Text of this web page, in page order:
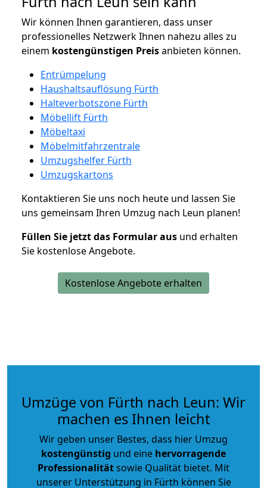
Wir können Ihnen garantieren, dass unser
professionelles Netzwerk Ihnen nahezu alles zu
einem kostengünstigen Preisanbieten können.
Entrümpelung
Haushaltsauflösung Fürth
Halteverbotszone Fürth
Möbellift Fürth
Möbeltaxi
Möbelmitfahrzentrale
Umzugshelfer Fürth
Umzugskartons
Kontaktieren Sie uns noch heute und lassen Sie
uns gemeinsam Ihren Umzug nach Leun planen!
Füllen Sie jetzt das Formular aus und erhalten
Sie kostenlose Angebote.
Kostenlose Angebote erhalten
Umzüge von Fürth nach Leun: Wir
machen es Ihnen leicht
Wir geben unser Bestes, dass hier Umzug
kostengünstig und eine hervorragende
Professionalitätsowie Qualität bietet. Mit
unserer Unterstützung in Fürth können Sie